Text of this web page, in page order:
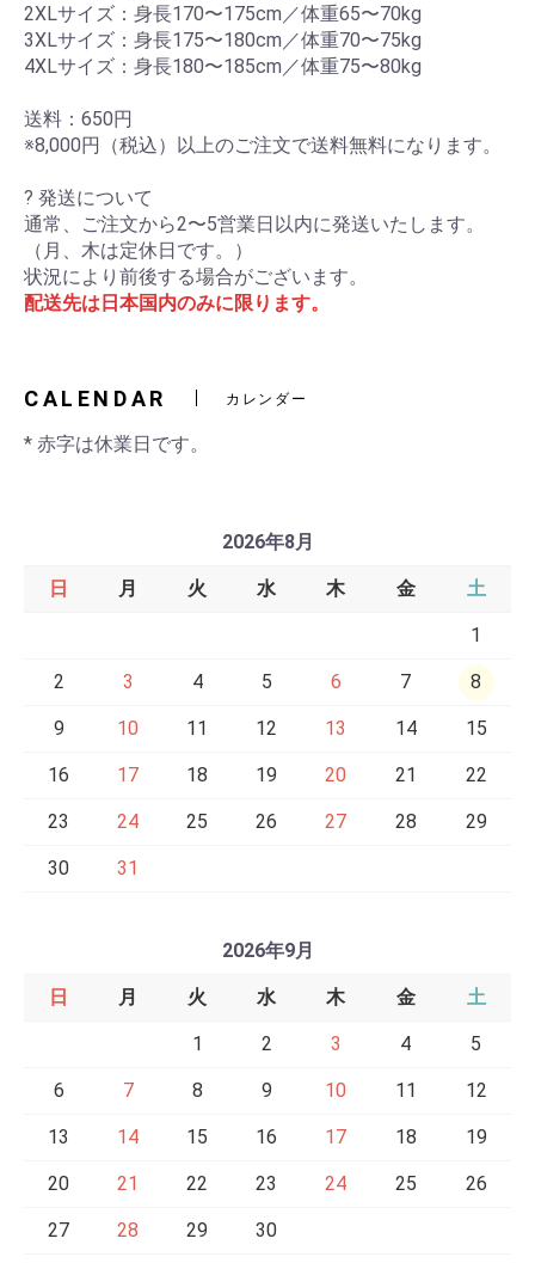
2XLサイズ：身長170〜175cm／体重65〜70kg
3XLサイズ：身長175〜180cm／体重70〜75kg
4XLサイズ：身長180〜185cm／体重75〜80kg
送料：650円
※8,000円（税込）以上のご注文で送料無料になります。
? 発送について
通常、ご注文から2〜5営業日以内に発送いたします。
（月、木は定休日です。）
状況により前後する場合がございます。
配送先は日本国内のみに限ります。
CALENDAR カレンダー
* 赤字は休業日です。
2026年8月
日 月 火 水 木 金 土
1
2 3 4 5 6 7 8
9 10 11 12 13 14 15
16 17 18 19 20 21 22
23 24 25 26 27 28 29
30 31
2026年9月
日 月 火 水 木 金 土
1 2 3 4 5
6 7 8 9 10 11 12
13 14 15 16 17 18 19
20 21 22 23 24 25 26
27 28 29 30